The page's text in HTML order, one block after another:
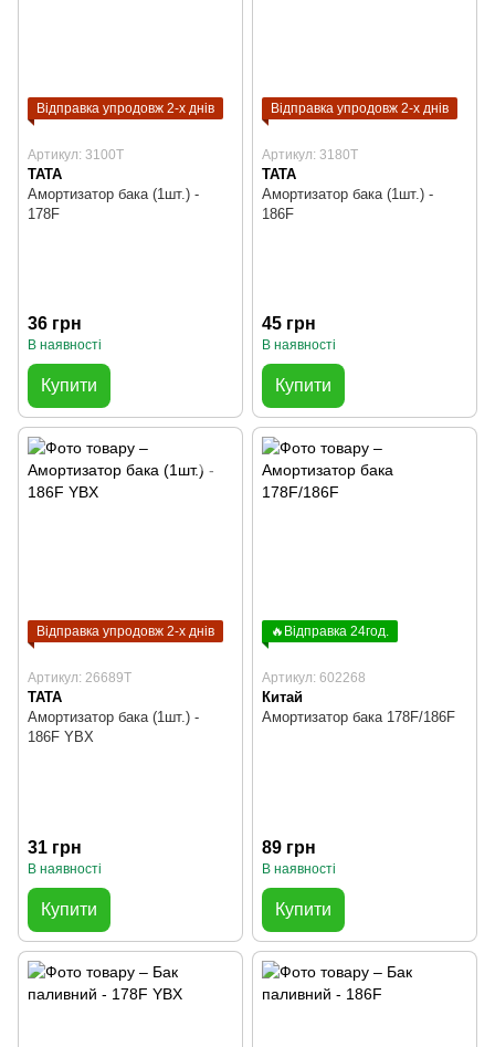
Відправка упродовж 2-х днів
Артикул: 3100T
TATA
Амортизатор бака (1шт.) -
178F
36 грн
В наявності
Купити
Відправка упродовж 2-х днів
Артикул: 3180T
TATA
Амортизатор бака (1шт.) -
186F
45 грн
В наявності
Купити
Відправка упродовж 2-х днів
Артикул: 26689T
TATA
Амортизатор бака (1шт.) -
186F YBX
31 грн
В наявності
Купити
🔥Відправка 24год.
Артикул: 602268
Китай
Амортизатор бака 178F/186F
89 грн
В наявності
Купити